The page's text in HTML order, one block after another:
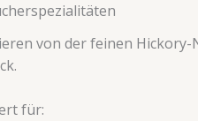
von der feinen
für: